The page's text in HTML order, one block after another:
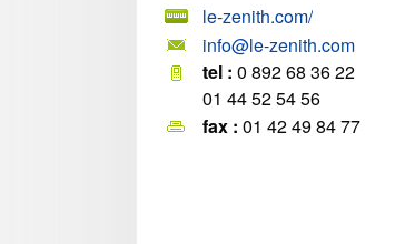
le-zenith.com/
info@le-zenith.com
tel : 0 892 68 36 22
01 44 52 54 56
fax : 01 42 49 84 77